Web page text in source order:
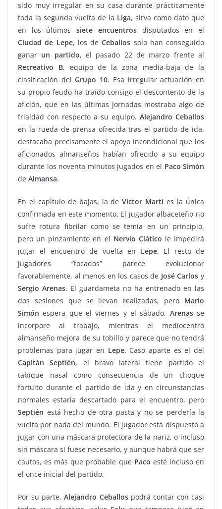
sido muy irregular en su casa durante prácticamente
toda la segunda vuelta de la Liga, sirva como dato que
en los últimossiete encuentrosdisputados en el
Ciudad de Lepe, los deCeballos solo han conseguido
ganar un partido, el pasado 22 de marzo frente al
Recreativo B, equipo de la zona media-baja de la
clasificación delGrupo 10. Esa irregular actuación en
su propio feudo ha traído consigo el descontento de la
afición, que en las últimas jornadas mostraba algo de
frialdad con respecto a su equipo. Alejandro Ceballos
en la rueda de prensa ofrecida tras el partido de ida,
destacaba precisamente el apoyo incondicional que los
aficionados almanseños habían ofrecido a su equipo
durante los noventa minutos jugados en el Paco Simón
de Almansa.
En el capítulo de bajas, la deVíctor Martí es la única
confirmada en este momento. El jugador albaceteño no
sufre rotura fibrilar como se temía en un principio,
pero un pinzamiento en el Nervio Ciático le impedirá
jugar el encuentro de vuelta en Lepe. El resto de
jugadores “tocados” parece evolucionar
favorablemente, al menos en los casos de José Carlos y
Sergio Arenas. El guardameta no ha entrenado en las
dos sesiones que se llevan realizadas, pero Mario
Simón espera que el viernes y el sábado, Arenasse
incorpore al trabajo, mientras el mediocentro
almanseño mejora de su tobillo y parece que no tendrá
problemas para jugar en Lepe. Caso aparte es el del
Capitán Septién, el bravo lateral tiene partido el
tabique nasal como consecuencia de un choque
fortuito durante el partido de ida y en circunstancias
normales estaría descartado para el encuentro, pero
Septién está hecho de otra pasta y no se perdería la
vuelta por nada del mundo. El jugador está dispuesto a
jugar con una máscara protectora de la nariz, o incluso
sin máscara si fuese necesario, y aunque habrá que ser
cautos, es más que probable que Paco esté incluso en
el once inicial del partido.
Por su parte,Alejandro Ceballospodrá contar con casi